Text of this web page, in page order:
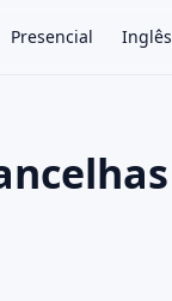
Presencial Inglês